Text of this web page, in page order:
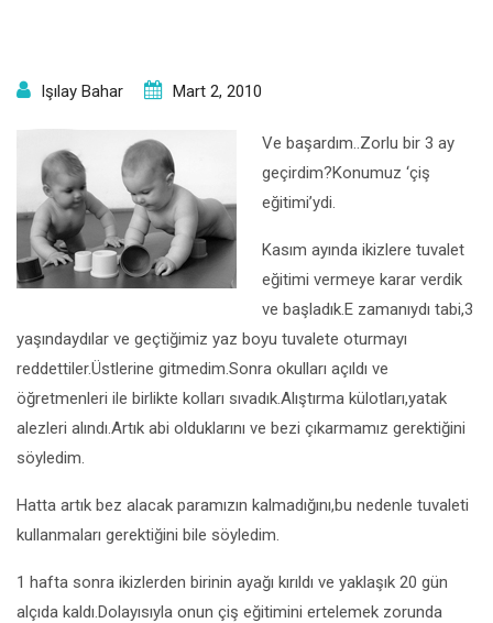
Işılay Bahar Mart 2, 2010
Ve başardım..Zorlu bir 3 ay
geçirdim?Konumuz ‘çiş
eğitimi’ydi.
Kasım ayında ikizlere tuvalet
eğitimi vermeye karar verdik
ve başladık.E zamanıydı tabi,3
yaşındaydılar ve geçtiğimiz yaz boyu tuvalete oturmayı
reddettiler.Üstlerine gitmedim.Sonra okulları açıldı ve
öğretmenleri ile birlikte kolları sıvadık.Alıştırma külotları,yatak
alezleri alındı.Artık abi olduklarını ve bezi çıkarmamız gerektiğini
söyledim.
Hatta artık bez alacak paramızın kalmadığını,bu nedenle tuvaleti
kullanmaları gerektiğini bile söyledim.
1 hafta sonra ikizlerden birinin ayağı kırıldı ve yaklaşık 20 gün
alçıda kaldı.Dolayısıyla onun çiş eğitimini ertelemek zorunda